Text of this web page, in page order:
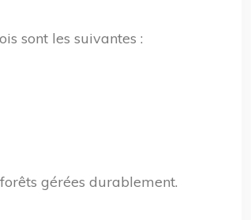
sont les suivantes :
gérées durablement.